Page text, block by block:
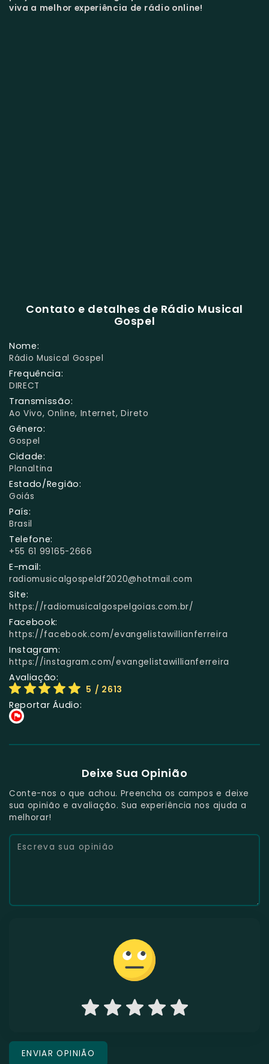
viva a melhor experiência de rádio online!
Contato e detalhes de Rádio Musical
Gospel
Nome:
Rádio Musical Gospel
Frequência:
DIRECT
Transmissão:
Ao Vivo, Online, Internet, Direto
Gênero:
Gospel
Cidade:
Planaltina
Estado/Região:
Goiás
País:
Brasil
Telefone:
+55 61 99165-2666
E-mail:
radiomusicalgospeldf2020@hotmail.com
Site:
https://radiomusicalgospelgoias.com.br/
Facebook:
https://facebook.com/evangelistawillianferreira
Instagram:
https://instagram.com/evangelistawillianferreira
Avaliação:
5 / 2613
Reportar Áudio:
Deixe Sua Opinião
Conte-nos o que achou. Preencha os campos e deixe
sua opinião e avaliação. Sua experiência nos ajuda a
melhorar!